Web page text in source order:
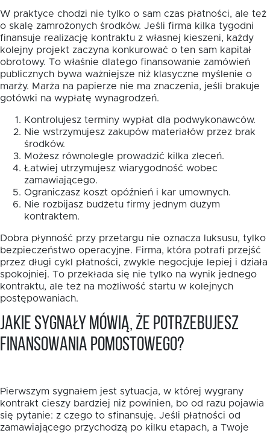
W praktyce chodzi nie tylko o sam czas płatności, ale też
o skalę zamrożonych środków. Jeśli firma kilka tygodni
finansuje realizację kontraktu z własnej kieszeni, każdy
kolejny projekt zaczyna konkurować o ten sam kapitał
obrotowy. To właśnie dlatego finansowanie zamówień
publicznych bywa ważniejsze niż klasyczne myślenie o
marży. Marża na papierze nie ma znaczenia, jeśli brakuje
gotówki na wypłatę wynagrodzeń.
Kontrolujesz terminy wypłat dla podwykonawców.
Nie wstrzymujesz zakupów materiałów przez brak
środków.
Możesz równolegle prowadzić kilka zleceń.
Łatwiej utrzymujesz wiarygodność wobec
zamawiającego.
Ograniczasz koszt opóźnień i kar umownych.
Nie rozbijasz budżetu firmy jednym dużym
kontraktem.
Dobra płynność przy przetargu nie oznacza luksusu, tylko
bezpieczeństwo operacyjne. Firma, która potrafi przejść
przez długi cykl płatności, zwykle negocjuje lepiej i działa
spokojniej. To przekłada się nie tylko na wynik jednego
kontraktu, ale też na możliwość startu w kolejnych
postępowaniach.
Jakie sygnały mówią, że potrzebujesz
finansowania pomostowego?
Pierwszym sygnałem jest sytuacja, w której wygrany
kontrakt cieszy bardziej niż powinien, bo od razu pojawia
się pytanie: z czego to sfinansuję. Jeśli płatności od
zamawiającego przychodzą po kilku etapach, a Twoje